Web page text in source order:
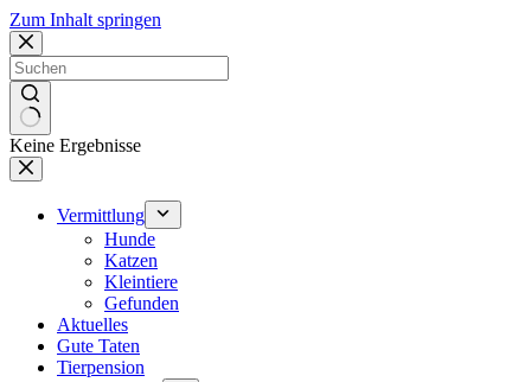
Zum Inhalt springen
Keine Ergebnisse
Vermittlung
Hunde
Katzen
Kleintiere
Gefunden
Aktuelles
Gute Taten
Tierpension